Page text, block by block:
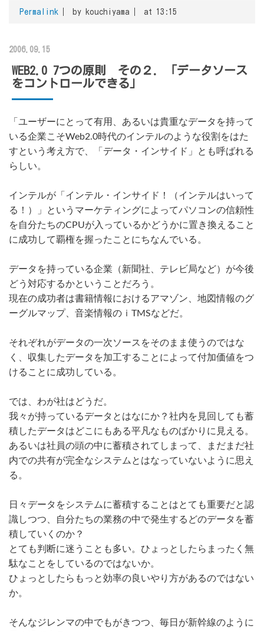
Permalink by kouchiyama at 13:15
2006.09.15
WEB2.0 7つの原則 その２．「データソース
をコントロールできる」
「ユーザーにとって有用、あるいは貴重なデータを持って
いる企業こそWeb2.0時代のインテルのような役割をはた
すという考え方で、「データ・インサイド」とも呼ばれる
らしい。
インテルが「インテル・インサイド！（インテルはいって
る！）」というマーケティングによってパソコンの信頼性
を自分たちのCPUが入っているかどうかに置き換えること
に成功して覇権を握ったことにちなんでいる。
データを持っている企業（新聞社、テレビ局など）が今後
どう対応するかということだろう。
現在の成功者は書籍情報におけるアマゾン、地図情報のグ
ーグルマップ、音楽情報のｉTMSなどだ。
それぞれがデータの一次ソースをそのまま使うのではな
く、収集したデータを加工することによって付加価値をつ
けることに成功している。
では、わが社はどうだ。
我々が持っているデータとはなにか？社内を見回しても蓄
積したデータはどこにもある平凡なものばかりに見える。
あるいは社員の頭の中に蓄積されてしまって、まだまだ社
内での共有が完全なシステムとはなっていないように思え
る。
日々データをシステムに蓄積することはとても重要だと認
識しつつ、自分たちの業務の中で発生するどのデータを蓄
積していくのか？
とても判断に迷うことも多い。ひょっとしたらまったく無
駄なことをしているのではないか。
ひょっとしたらもっと効率の良いやり方があるのではない
か。
そんなジレンマの中でもがきつつ、毎日が新幹線のように